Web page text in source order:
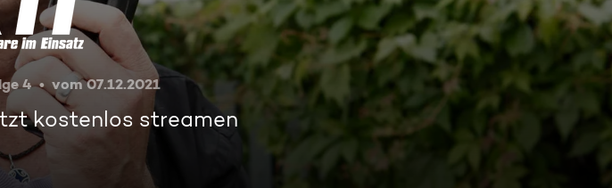
4 vom 07.12.2021
kostenlos streamen